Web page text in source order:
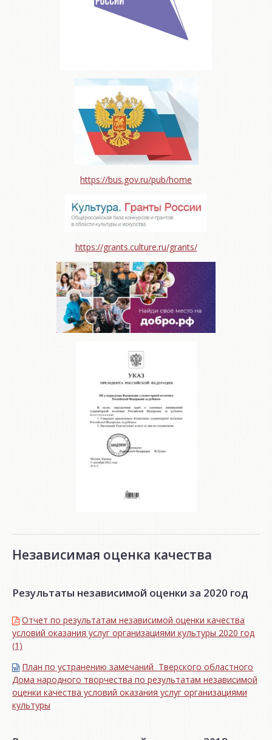
https://bus.gov.ru/pub/home
https://grants.culture.ru/grants/
Независимая оценка качества
Результаты независимой оценки за 2020 год
Отчет по результатам независимой оценки качества
условий оказания услуг организациями культуры 2020 год
(1)
План по устранению замечаний Тверского областного
Дома народного творчества по результатам независимой
оценки качества условий оказания услуг организациями
культуры